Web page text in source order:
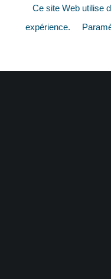
histoire
Ce site Web utilise
expérience.